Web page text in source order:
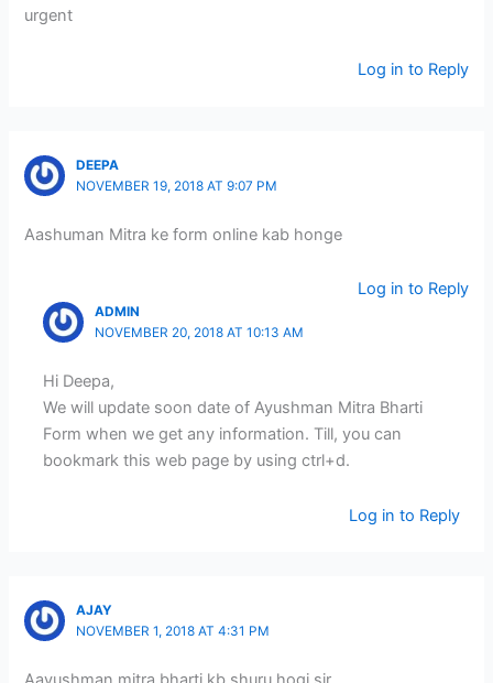
urgent
Log in to Reply
DEEPA
NOVEMBER 19, 2018 AT 9:07 PM
Aashuman Mitra ke form online kab honge
Log in to Reply
ADMIN
NOVEMBER 20, 2018 AT 10:13 AM
Hi Deepa,
We will update soon date of Ayushman Mitra Bharti
Form when we get any information. Till, you can
bookmark this web page by using ctrl+d.
Log in to Reply
AJAY
NOVEMBER 1, 2018 AT 4:31 PM